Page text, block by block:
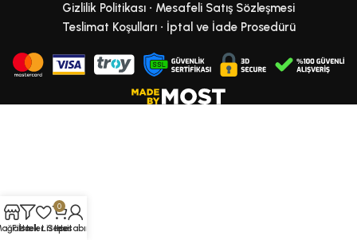
Gizlilik Politikası • Mesafeli Satış Sözleşmesi
Teslimat Koşulları• İptal ve İade Prosedürü
Filtreler
İstek Listesi
0
Sepet
Hesabım